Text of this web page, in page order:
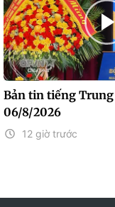
Bản tin tiếng Trung
06/8/2026
12 giờ trước